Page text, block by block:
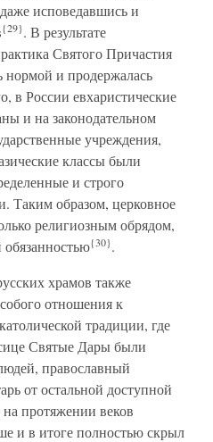
исповедавшись и
{29}. В результате
Святого Причастия
нормой и продержалась
в России евхаристические
и на законодательном
учреждения,
классы были
и строго
Таким образом, церковное
религиозным обрядом,
{30}.
храмов также
отношения к
традиции, где
Святые Дары были
православный
от остальной доступной
протяжении веков
и в итоге полностью скрыл